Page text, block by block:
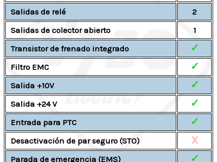
Salidas de relé
2
Salidas de colector abierto
1
Transistor de frenado integrado
✓
Filtro EMC ✓
Salida +10V ✓
Salida +24 V ✓
Entrada para PTC ✓
Desactivación de par seguro (STO) X
Parada de emergencia (EMS) ✓